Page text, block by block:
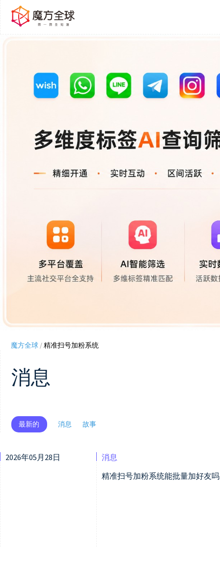
魔方全球/精准扫号加粉系统
消息
最新的 消息 故事
2026年05月28日
消息
精准扫号加粉系统能批量加好友吗